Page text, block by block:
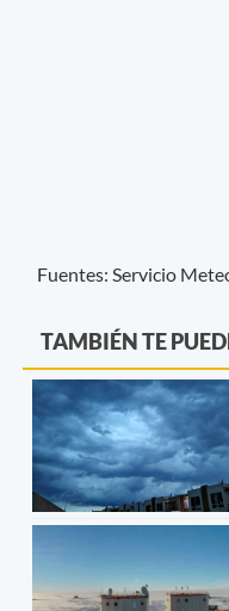
Fuentes: Servicio
TAMBIÉN TE